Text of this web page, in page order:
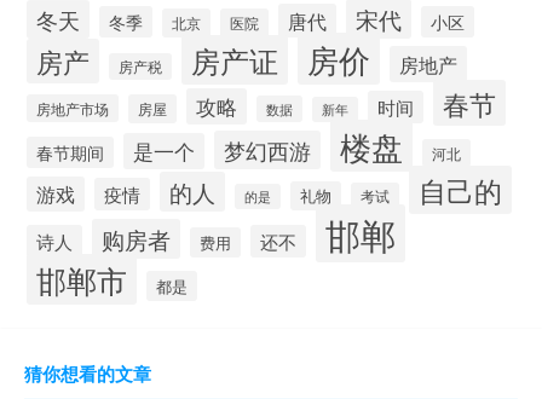
冬天 冬季 北京 医院 唐代 宋代 小区
房产 房产税 房产证 房价 房地产
房地产市场 房屋 攻略 数据 新年 时间 春节
春节期间 是一个 梦幻西游 楼盘 河北
游戏 疫情 的人 的是 礼物 考试 自己的
诗人 购房者 费用 还不 邯郸
邯郸市 都是
猜你想看的文章